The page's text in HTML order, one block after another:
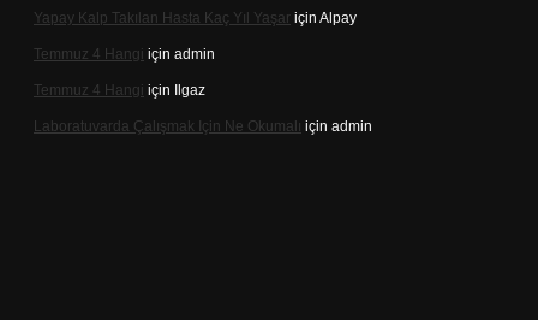
Yapay Kalp Takılan Hasta Kaç Yıl Yaşar için Alpay
Temmuz 4 Hangi için admin
Temmuz 4 Hangi için Ilgaz
Laboratuvarda Çalışmak Için Ne Okumalı için admin